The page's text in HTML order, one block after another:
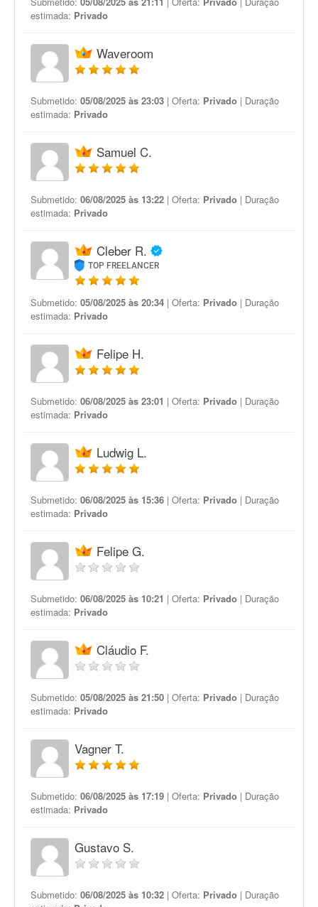
estimada: Privado
Waveroom
Submetido: 05/08/2025 às 23:03 | Oferta: Privado | Duração
estimada: Privado
Samuel C.
Submetido: 06/08/2025 às 13:22 | Oferta: Privado | Duração
estimada: Privado
Cleber R.
TOP FREELANCER
Submetido: 05/08/2025 às 20:34 | Oferta: Privado | Duração
estimada: Privado
Felipe H.
Submetido: 06/08/2025 às 23:01 | Oferta: Privado | Duração
estimada: Privado
Ludwig L.
Submetido: 06/08/2025 às 15:36 | Oferta: Privado | Duração
estimada: Privado
Felipe G.
Submetido: 06/08/2025 às 10:21 | Oferta: Privado | Duração
estimada: Privado
Cláudio F.
Submetido: 05/08/2025 às 21:50 | Oferta: Privado | Duração
estimada: Privado
Vagner T.
Submetido: 06/08/2025 às 17:19 | Oferta: Privado | Duração
estimada: Privado
Gustavo S.
Submetido: 06/08/2025 às 10:32 | Oferta: Privado | Duração